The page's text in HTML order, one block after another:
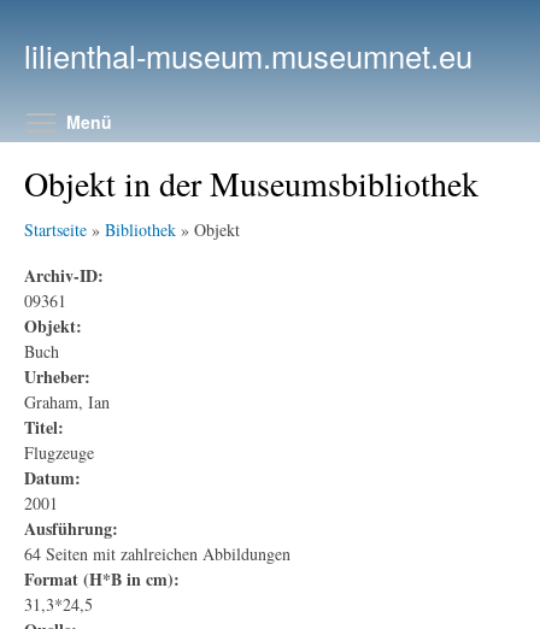
lilienthal-museum.museumnet.eu
Menü
Objekt in der Museumsbibliothek
Startseite » Bibliothek » Objekt
Archiv-ID:
09361
Objekt:
Buch
Urheber:
Graham, Ian
Titel:
Flugzeuge
Datum:
2001
Ausführung:
64 Seiten mit zahlreichen Abbildungen
Format (H*B in cm):
31,3*24,5